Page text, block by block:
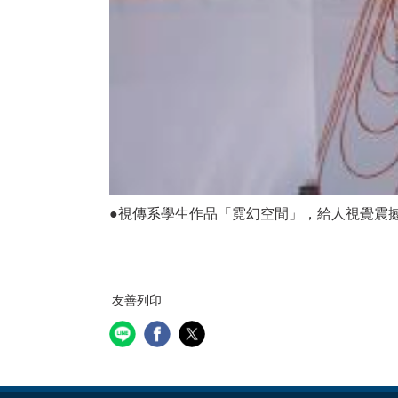
●視傳系學生作品「霓幻空間」，給人視覺震
友善列印